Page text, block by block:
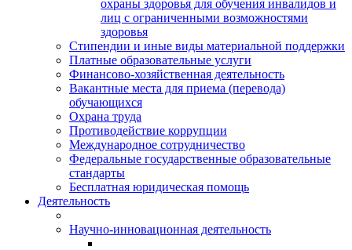
охраны здоровья для обучения инвалидов и
лиц с ограниченными возможностями
здоровья
Стипендии и иные виды материальной поддержки
Платные образовательные услуги
Финансово-хозяйственная деятельность
Вакантные места для приема (перевода)
обучающихся
Охрана труда
Противодействие коррупции
Международное сотрудничество
Федеральные государственные образовательные
стандарты
Бесплатная юридическая помощь
Деятельность
Научно-инновационная деятельность